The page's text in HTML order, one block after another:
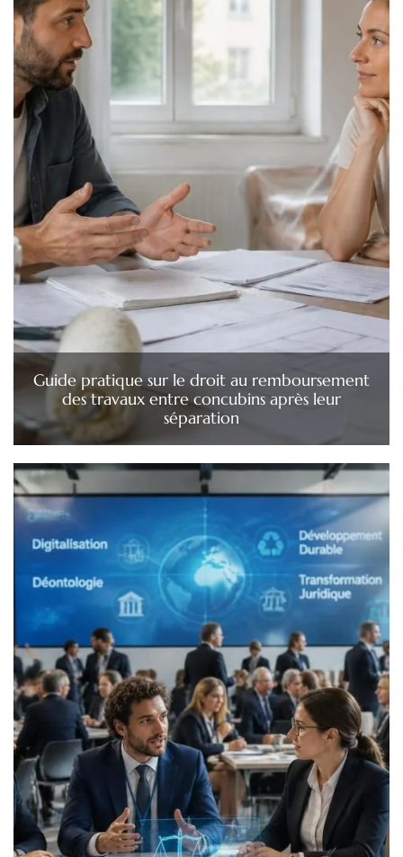
Guide pratique sur le droit au remboursement
des travaux entre concubins après leur
séparation